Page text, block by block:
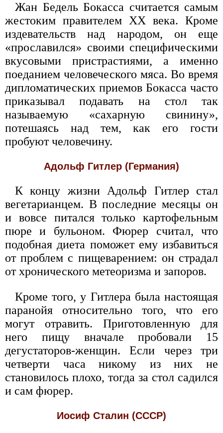
Жан Бедель Бокасса считается самым
жестоким правителем ХХ века. Кроме
издевательств над народом, он еще
«прославился» своими специфическими
вкусовыми пристрастиями, а именно
поеданием человеческого мяса. Во время
дипломатических приемов Бокасса часто
приказывал подавать на стол так
называемую «сахарную свинину»,
потешаясь над тем, как его гости
пробуют человечину.
Адольф Гитлер (Германия)
К концу жизни Адольф Гитлер стал
вегетарианцем. В последние месяцы он
и вовсе питался только картофельным
пюре и бульоном. Фюрер считал, что
подобная диета поможет ему избавиться
от проблем с пищеварением: он страдал
от хронического метеоризма и запоров.
Кроме того, у Гитлера была настоящая
паранойя относительно того, что его
могут отравить. Приготовленную для
него пищу вначале пробовали 15
дегустаторов-женщин. Если через три
четверти часа никому из них не
становилось плохо, тогда за стол садился
и сам фюрер.
Иосиф Сталин (СССР)